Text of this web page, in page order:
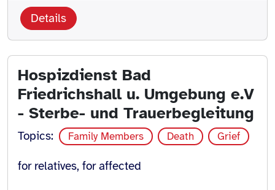
Details
Hospizdienst Bad
Friedrichshall u. Umgebung e.V
- Sterbe- und Trauerbegleitung
Topics: Family Members Death Grief
for relatives, for affected